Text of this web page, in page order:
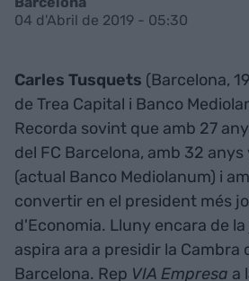
04 d'Abril de 2019 - 05:30
Carles Tusquets (Barcelona,
de Trea Capital i Banco
Recorda sovint que amb 27
del FC Barcelona, amb 32
(actual Banco Mediolanum) i
convertir en el president més
d'Economia. Lluny encara de
aspira ara a presidir la Cambra
Barcelona. Rep VIA Empresa a